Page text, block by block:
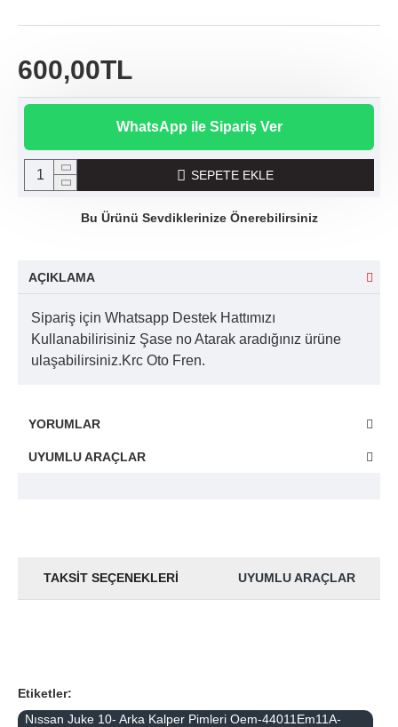
600,00TL
WhatsApp ile Sipariş Ver
SEPETE EKLE
Bu Ürünü Sevdiklerinize Önerebilirsiniz
AÇIKLAMA
Sipariş için Whatsapp Destek Hattımızı
Kullanabilirisiniz Şase no Atarak aradığınız ürüne
ulaşabilirsiniz.Krc Oto Fren.
YORUMLAR
UYUMLU ARAÇLAR
TAKSIT SEÇENEKLERI UYUMLU ARAÇLAR
Etiketler:
Nıssan Juke 10- Arka Kalper Pimleri Oem-44011Em11A-